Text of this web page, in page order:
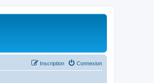
Connexion
Inscription